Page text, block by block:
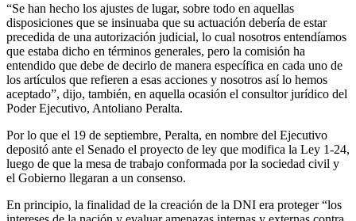
“Se han hecho los ajustes de lugar, sobre todo en aquellas
disposiciones que se insinuaba que su actuación debería de estar
precedida de una autorización judicial, lo cual nosotros entendíamos
que estaba dicho en términos generales, pero la comisión ha
entendido que debe de decirlo de manera específica en cada uno de
los artículos que refieren a esas acciones y nosotros así lo hemos
aceptado”, dijo, también, en aquella ocasión el consultor jurídico del
Poder Ejecutivo, Antoliano Peralta.
Por lo que el 19 de septiembre, Peralta, en nombre del Ejecutivo
depositó ante el Senado el proyecto de ley que modifica la Ley 1-24,
luego de que la mesa de trabajo conformada por la sociedad civil y
el Gobierno llegaran a un consenso.
En principio, la finalidad de la creación de la DNI era proteger “los